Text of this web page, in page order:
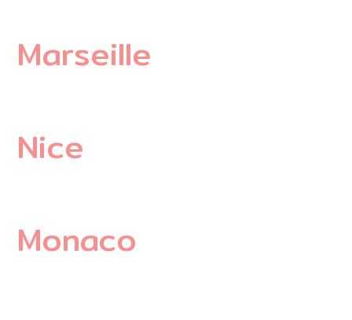
Marseille
Nice
Monaco